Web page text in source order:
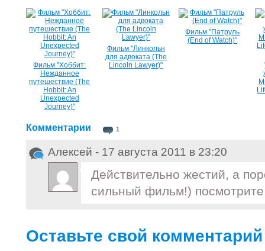
Фильм "Хоббит:
Нежданное
путешествие (The
Hobbit: An
Unexpected
Journey)"
Фильм "Линкольн
для адвоката (The
Lincoln Lawyer)"
Фильм "Патруль
(End of Watch)"
Комментарии 1
Алексей - 17 августа 2011 в 23:20
Действительно жестий, а
сильный фильм!)
Оставьте свой комментарий